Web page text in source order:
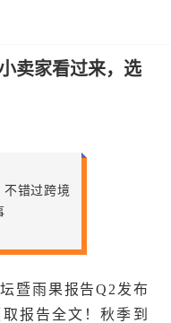
卖家看过来，选
不错过跨境
暨雨果报告Q2发布
报告全文！秋季到